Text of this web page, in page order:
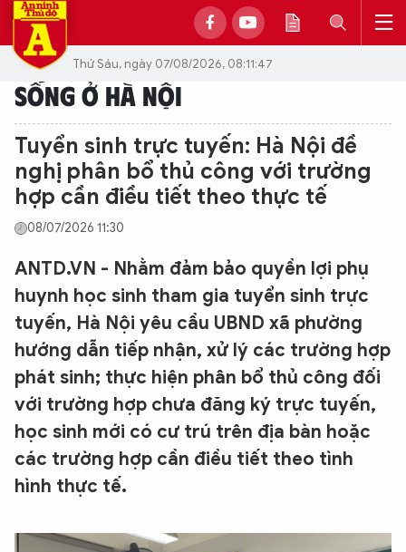
Thứ Sáu, ngày 07/08/2026, 08:11:47
SỐNG Ở HÀ NỘI
Tuyển sinh trực tuyến: Hà Nội đề
nghị phân bổ thủ công với trường
hợp cần điều tiết theo thực tế
08/07/2026 11:30
ANTD.VN - Nhằm đảm bảo quyền lợi phụ
huynh học sinh tham gia tuyển sinh trực
tuyến, Hà Nội yêu cầu UBND xã phường
hướng dẫn tiếp nhận, xử lý các trường hợp
phát sinh; thực hiện phân bổ thủ công đối
với trường hợp chưa đăng ký trực tuyến,
học sinh mới có cư trú trên địa bàn hoặc
các trường hợp cần điều tiết theo tình
hình thực tế.